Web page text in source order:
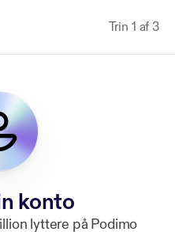
Trin 1 af 3
konto
lyttere på Podimo